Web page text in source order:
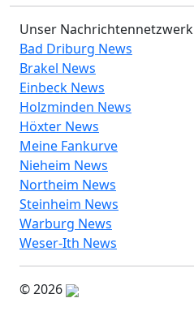
Unser Nachrichtennetzwerk
Bad Driburg News
Brakel News
Einbeck News
Holzminden News
Höxter News
Meine Fankurve
Nieheim News
Northeim News
Steinheim News
Warburg News
Weser-Ith News
© 2026